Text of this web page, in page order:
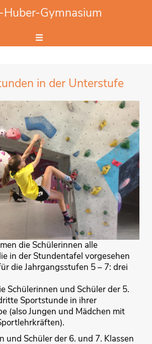
Gymnasium
in der Unterstufe
die Schülerinnen alle
in der Stundentafel vorgesehen
die Jahrgangsstufen 5 – 7: drei
Schülerinnen und Schüler der 5.
Sportstunde in ihrer
(also Jungen und Mädchen mit
und Schüler der 6. und 7. Klassen
eingeben.